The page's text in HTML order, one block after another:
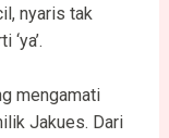
nyaris tak
mengamati
Jakues. Dari